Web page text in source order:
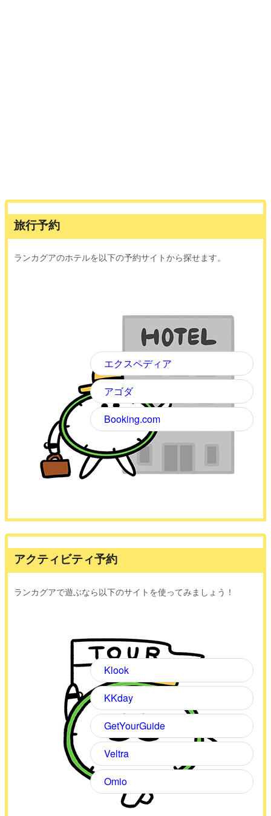
旅行予約
ランカグアのホテルを以下の予約サイトから探せます。
エクスペディア
アゴダ
Booking.com
アクティビティ予約
ランカグアで遊ぶなら以下のサイトを使ってみましょう！
Klook
KKday
GetYourGuide
Veltra
Omio